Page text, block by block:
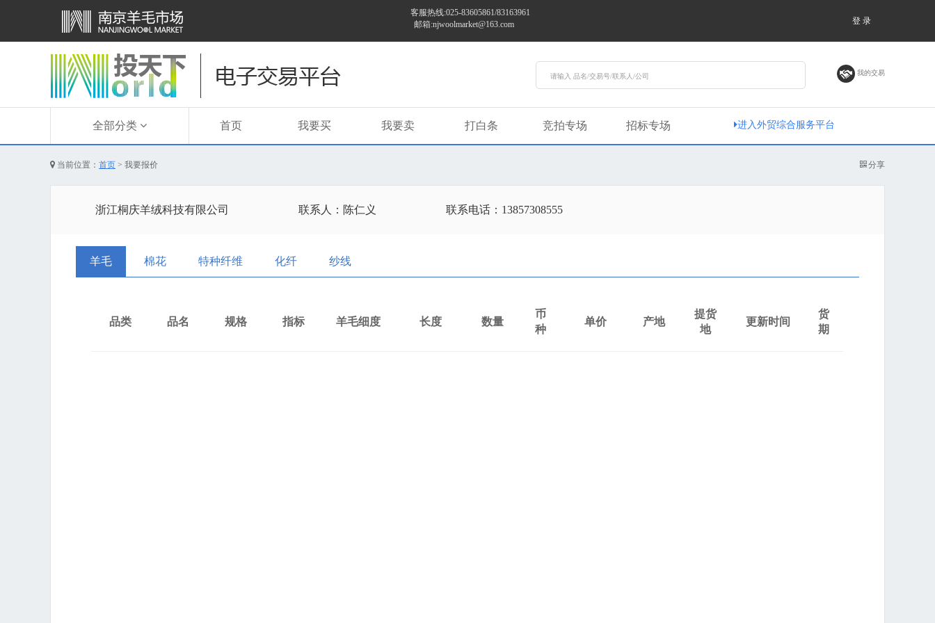
客服热线:025-83605861/83163961
邮箱:njwoolmarket@163.com
登 录
我的交易
全部分类 首页 我要买 我要卖 打白条 竞拍专场 招标专场 进入外贸综合服务平台
当前位置： 首页 > 我要报价 分享
浙江桐庆羊绒科技有限公司 联系人：陈仁义 联系电话：13857308555
羊毛 棉花 特种纤维 化纤 纱线
品类 品名 规格 指标 羊毛细度 长度 数量
币
种
单价 产地
提货
地
更新时间
货
期